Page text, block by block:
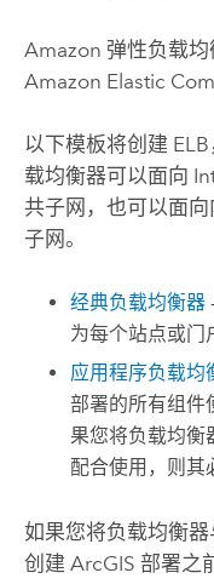
Amazon 弹性负载
Amazon Elastic
以下模板将创建
载均衡器可以面向
共子网，也可以面
子网。
经典负载均衡器
为每个站点或门
应用程序负载均
部署的所有组件
果您将负载均
配合使用，则其
如果您将负载均衡
创建 ArcGIS 部署之